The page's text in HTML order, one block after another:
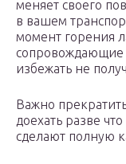
меняет своего
в вашем
момент горения
сопровождающие
избежать не
Важно
доехать разве
сделают полную